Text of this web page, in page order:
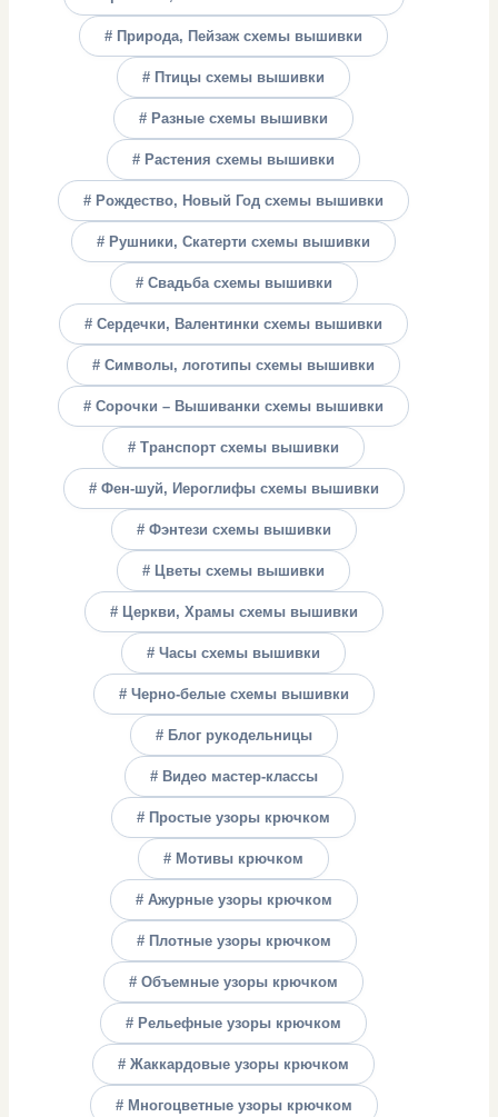
# Природа, Пейзаж схемы вышивки
# Птицы схемы вышивки
# Разные схемы вышивки
# Растения схемы вышивки
# Рождество, Новый Год схемы вышивки
# Рушники, Скатерти схемы вышивки
# Свадьба схемы вышивки
# Сердечки, Валентинки схемы вышивки
# Символы, логотипы схемы вышивки
# Сорочки – Вышиванки схемы вышивки
# Транспорт схемы вышивки
# Фен-шуй, Иероглифы схемы вышивки
# Фэнтези схемы вышивки
# Цветы схемы вышивки
# Церкви, Храмы схемы вышивки
# Часы схемы вышивки
# Черно-белые схемы вышивки
# Блог рукодельницы
# Видео мастер-классы
# Простые узоры крючком
# Мотивы крючком
# Ажурные узоры крючком
# Плотные узоры крючком
# Объемные узоры крючком
# Рельефные узоры крючком
# Жаккардовые узоры крючком
# Многоцветные узоры крючком